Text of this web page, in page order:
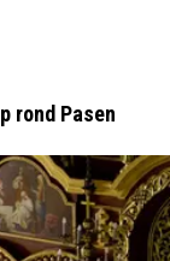
rond Pasen